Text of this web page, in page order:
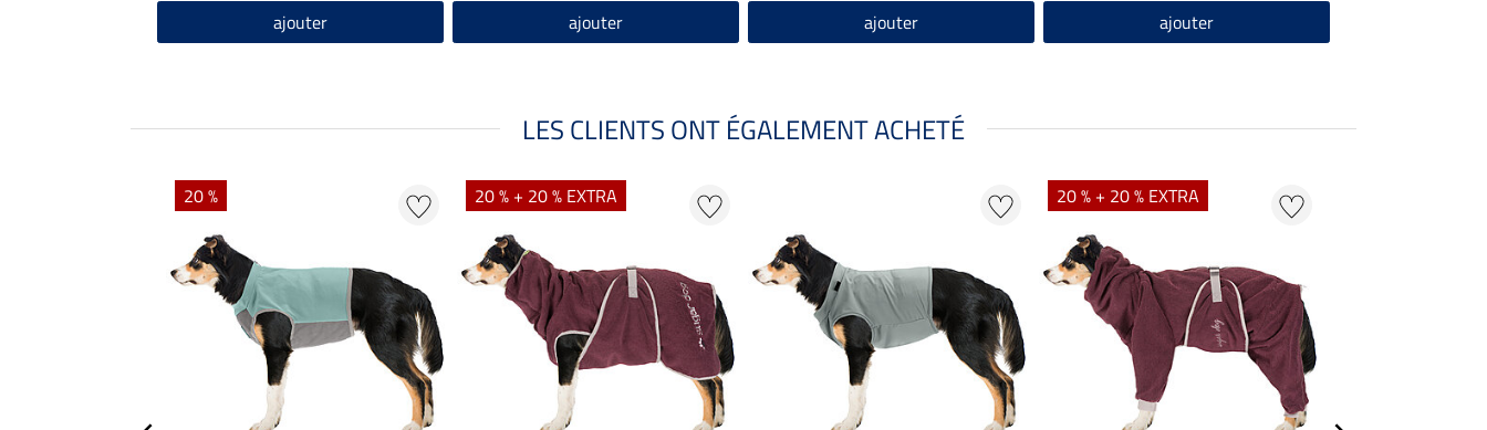
ajouter ajouter ajouter ajouter
LES CLIENTS ONT ÉGALEMENT ACHETÉ
20 % 20 % + 20 % EXTRA 20 % + 20 % EXTRA